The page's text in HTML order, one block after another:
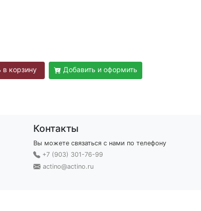
в корзину Добавить и оформить
Контакты
Вы можете связаться с нами по телефону
+7 (903) 301-76-99
actino@actino.ru